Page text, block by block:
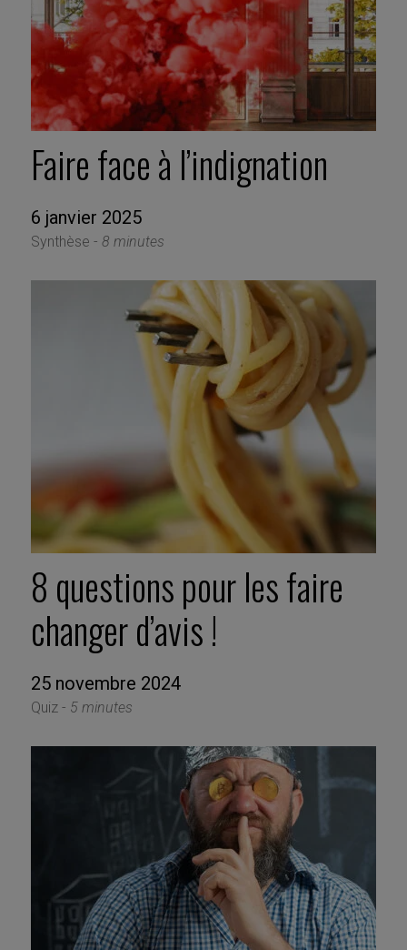
Faire face à l’indignation
6 janvier 2025
Synthèse - 8 minutes
8 questions pour les faire
changer d’avis !
25 novembre 2024
Quiz - 5 minutes